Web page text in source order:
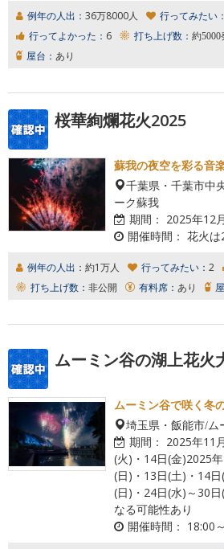
例年の人出： 36万8000人 行ってみたい：
行ってよかった： 6 打ち上げ数： 約5000
屋台： あり
桜華絢爛花火2025
蘇我の夜空を彩る音
千葉県・千葉市中
ーク蘇我
期間： 2025年12
開催時間： 花火は
例年の人出： 約1万人 行ってみたい： 2
打ち上げ数： 非公開 有料席： あり
ムーミン谷の湖上花火
ムーミン谷で咲く冬
埼玉県・飯能市/ム
期間： 2025年11
(火)・14日(金)2025
(日)・13日(土)・14
(日)・24日(水)～30
なる可能性あり
開催時間： 18:00